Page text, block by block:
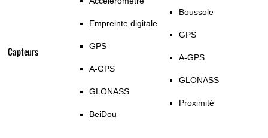
Capteurs
Empreinte digitale
GPS
A-GPS
GLONASS
BeiDou
Boussole
GPS
A-GPS
GLONASS
Proximité